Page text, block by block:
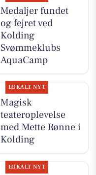
Medaljer fundet
og fejret ved
Kolding
Svømmeklubs
AquaCamp
LOKALT NYT
Magisk
teateroplevelse
med Mette Rønne i
Kolding
LOKALT NYT